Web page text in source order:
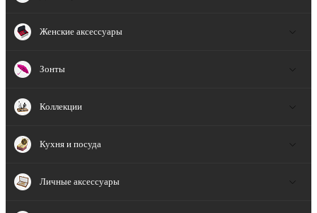
Женские аксессуары
Зонты
Коллекции
Кухня и посуда
Личные аксессуары